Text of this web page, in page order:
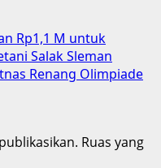
Rp1,1 M untuk
Salak Sleman
Renang Olimpiade
Ruas yang